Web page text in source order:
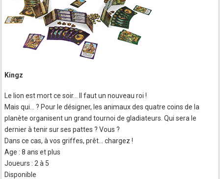
Kingz
Le lion est mort ce soir... Il faut un nouveau roi !
Mais qui… ? Pour le désigner, les animaux des quatre coins de la
planète organisent un grand tournoi de gladiateurs. Qui sera le
dernier à tenir sur ses pattes ? Vous ?
Dans ce cas, à vos griffes, prêt… chargez !
Age : 8 ans et plus
Joueurs : 2 à 5
Disponible